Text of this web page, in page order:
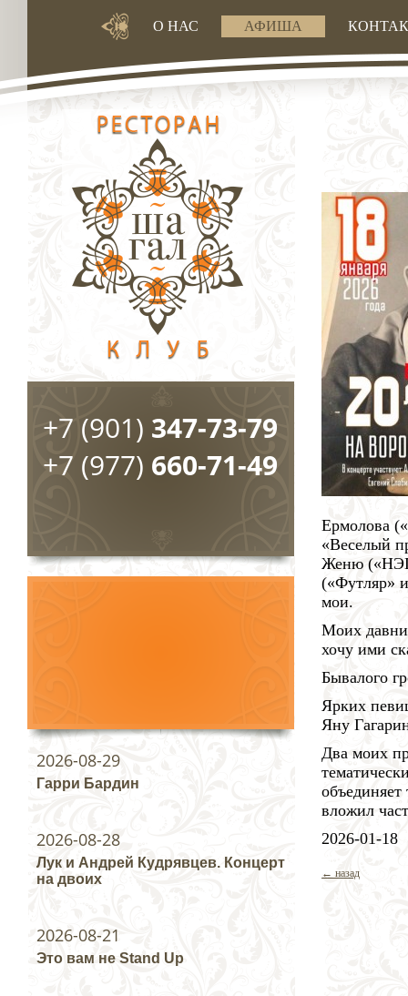
О НАС АФИША
Ермолова
«Веселый
Женю
(«Футляр»
мои.
Моих
хочу ими
Бывалого
Ярких
Яну
Два моих
вложил
2026-01-18
← назад
+7 (901) 347-73-79
+7 (977) 660-71-49
2026-08-29
Гарри Бардин
2026-08-28
Лук и Андрей Кудрявцев. Концерт
на двоих
2026-08-21
Это вам не Stand Up